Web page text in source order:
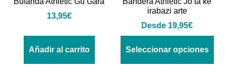
13,95€
Añadir al carrito
irabazi arte
Desde 19,95€
Seleccionar opciones